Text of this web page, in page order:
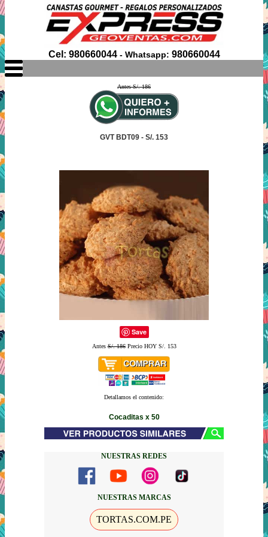
Cel: 980660044- Whatsapp: 980660044
Antes S/. 186
GVT BDT09 - S/. 153
Save
AntesS/. 186Precio HOY S/. 153
Detallamos el contenido:
Cocaditas x 50
NUESTRAS REDES
NUESTRAS MARCAS
TORTAS.COM.PE